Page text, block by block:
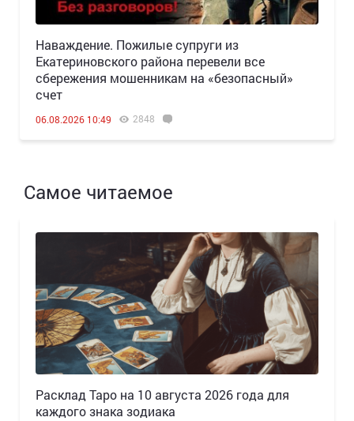
Наваждение. Пожилые супруги из
Екатериновского района перевели все
сбережения мошенникам на «безопасный»
счет
06.08.2026 10:49 2848
Самое читаемое
Расклад Таро на 10 августа 2026 года для
каждого знака зодиака